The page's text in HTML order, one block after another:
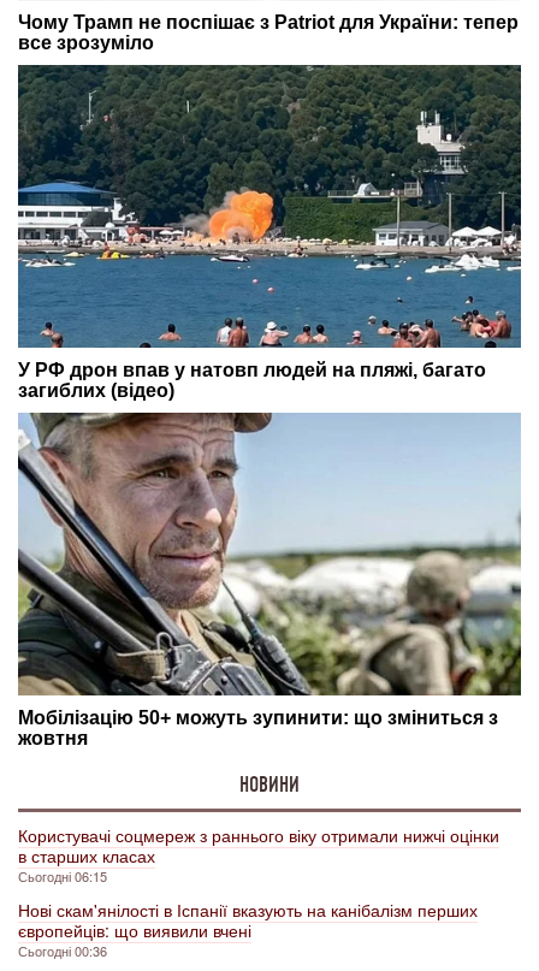
НОВИНИ
Користувачі соцмереж з раннього віку отримали нижчі оцінки
в старших класах
Сьогодні 06:15
Нові скам'янілості в Іспанії вказують на канібалізм перших
європейців: що виявили вчені
Сьогодні 00:36